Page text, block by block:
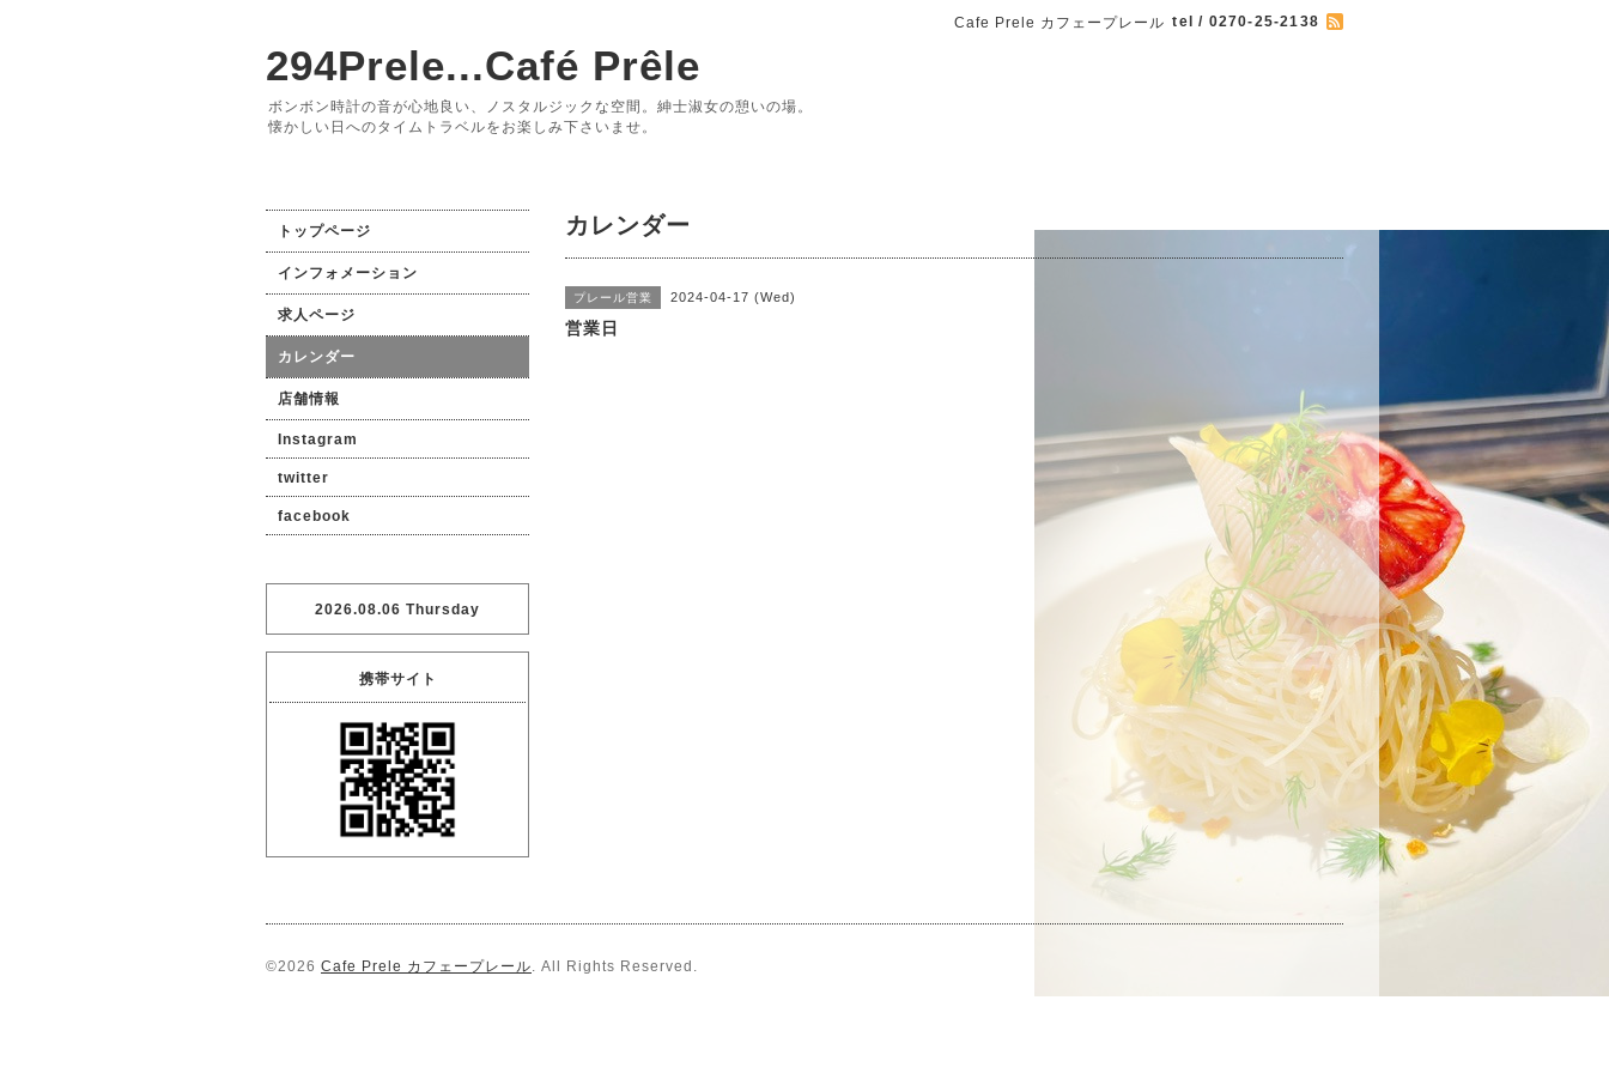
Cafe Prele カフェープレール tel / 0270-25-2138
294Prele...Café Prêle
ボンボン時計の音が心地良い、ノスタルジックな空間。紳士淑女の憩いの場。
懐かしい日へのタイムトラベルをお楽しみ下さいませ。
カレンダー
プレール営業 2024-04-17 (Wed)
営業日
トップページ
インフォメーション
求人ページ
カレンダー
店舗情報
Instagram
twitter
facebook
2026.08.06 Thursday
携帯サイト
©2026 Cafe Prele カフェープレール. All Rights Reserved.